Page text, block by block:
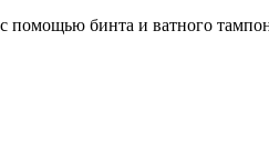
помощью бинта и ватного